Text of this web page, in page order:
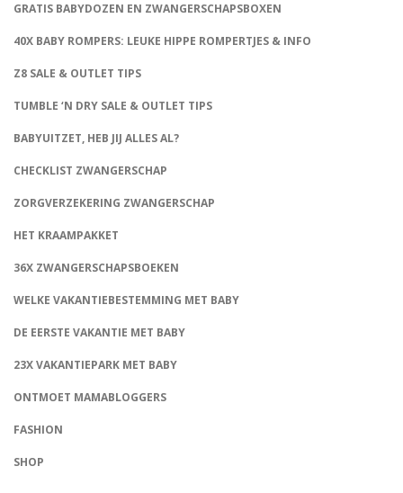
GRATIS BABYDOZEN EN ZWANGERSCHAPSBOXEN
40X BABY ROMPERS: LEUKE HIPPE ROMPERTJES & INFO
Z8 SALE & OUTLET TIPS
TUMBLE ‘N DRY SALE & OUTLET TIPS
BABYUITZET, HEB JIJ ALLES AL?
CHECKLIST ZWANGERSCHAP
ZORGVERZEKERING ZWANGERSCHAP
HET KRAAMPAKKET
36X ZWANGERSCHAPSBOEKEN
WELKE VAKANTIEBESTEMMING MET BABY
DE EERSTE VAKANTIE MET BABY
23X VAKANTIEPARK MET BABY
ONTMOET MAMABLOGGERS
FASHION
SHOP